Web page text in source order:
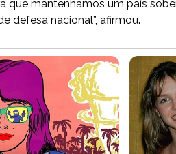
mantenhamos um país
defesa nacional”, afirmou.